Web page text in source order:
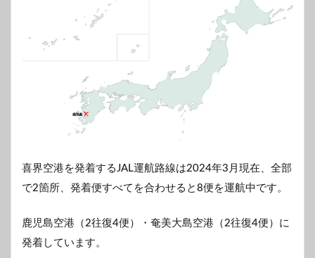
喜界空港を発着するJAL運航路線は2024年3月現在、全部
で2箇所、発着便すべてを合わせると8便を運航中です。
鹿児島空港（2往復4便）・奄美大島空港（2往復4便）に
発着しています。